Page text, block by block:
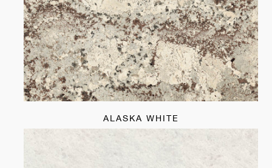
ALASKA WHITE